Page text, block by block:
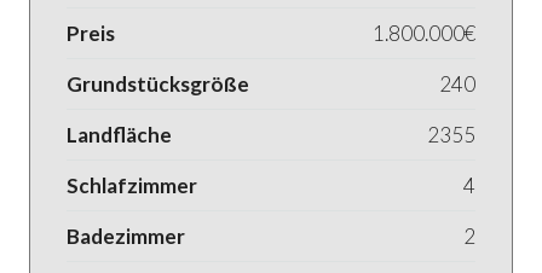
Preis
1.800.000€
Grundstücksgröße
240
Landfläche
2355
Schlafzimmer
4
Badezimmer
2